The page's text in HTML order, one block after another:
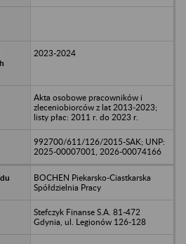
2023-2024
Akta osobowe pracowników i
zleceniobiorców z lat 2013-2023;
listy płac: 2011 r. do 2023 r.
992700/611/126/2015-SAK; UNP:
2025-00007001, 2026-00074166
BOCHEN Piekarsko-Ciastkarska
Spółdzielnia Pracy
Stefczyk Finanse S.A. 81-472
Gdynia, ul. Legionów 126-128